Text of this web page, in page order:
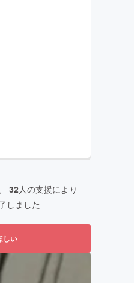
32人の支援により
しました
しい